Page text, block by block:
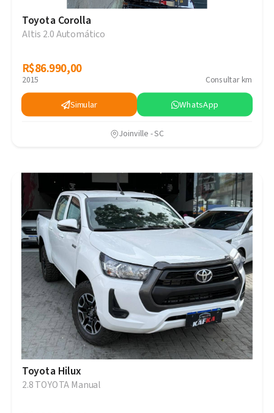
Toyota Corolla
Altis 2.0 Automático
R$86.990,00
R$86.990,00
2015 Consultar km
Simular WhatsApp
Joinville - SC
Toyota Hilux
2.8 TOYOTA Manual